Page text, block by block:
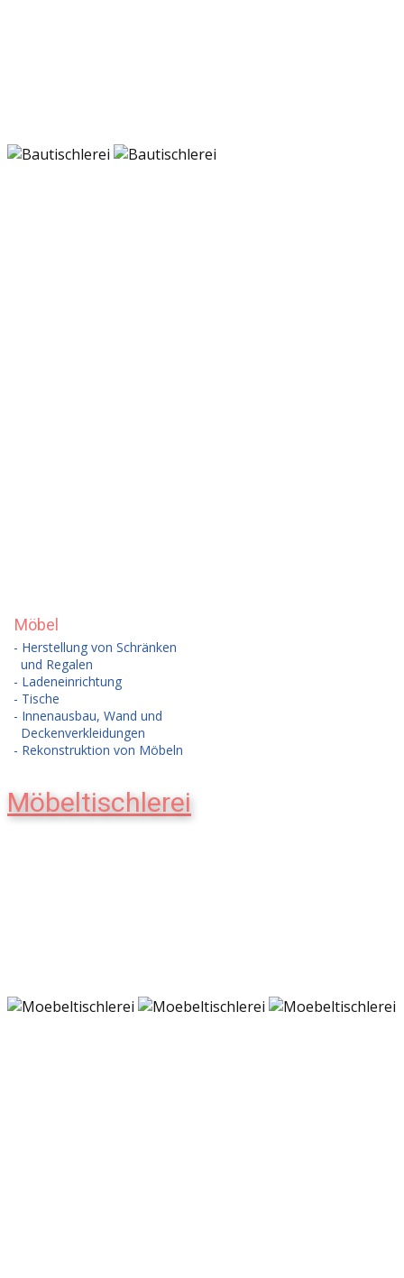
Möbel
- Herstellung von Schränken
und Regalen
- Ladeneinrichtung
- Tische
- Innenausbau, Wand und
Deckenverkleidungen
- Rekonstruktion von Möbeln
Möbeltischlerei